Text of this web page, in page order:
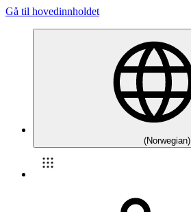
Gå til hovedinnholdet
(Norwegian)